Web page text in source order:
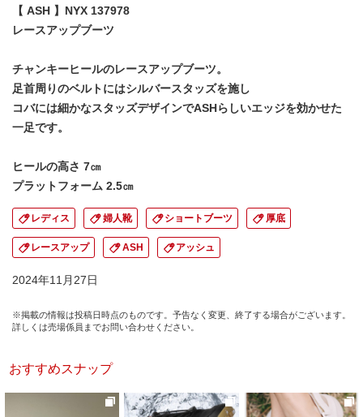
【 ASH 】NYX 137978
レースアップブーツ
チャンキーヒールのレースアップブーツ。
足首周りのベルトにはシルバースタッズを施し
コバには細かなスタッズデザインでASHらしいエッジを効かせた
一足です。
ヒールの高さ 7㎝
プラットフォーム 2.5㎝
レディス 婦人靴 ショートブーツ 厚底
レースアップ ASH アッシュ
2024年11月27日
※掲載の情報は投稿日時点のものです。予告なく変更、終了する場合がございます。
詳しくは売場係員までお問い合わせください。
おすすめスナップ